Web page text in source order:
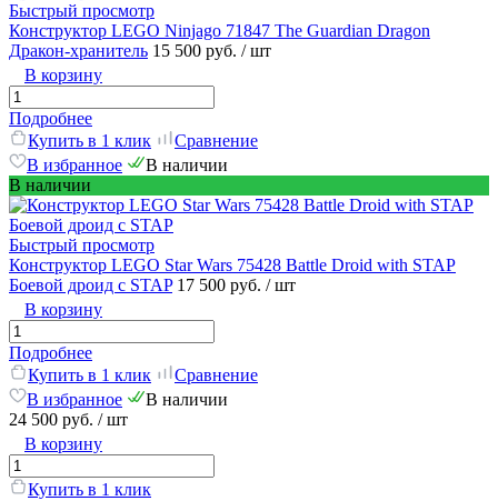
Быстрый просмотр
Конструктор LEGO Ninjago 71847 The Guardian Dragon
Дракон-хранитель 15 500 руб. / шт
В корзину
Подробнее
Купить в 1 клик
Сравнение
В избранное
В наличии
В наличии
Быстрый просмотр
Конструктор LEGO Star Wars 75428 Battle Droid with STAP
Боевой дроид с STAP 17 500 руб. / шт
В корзину
Подробнее
Купить в 1 клик
Сравнение
В избранное
В наличии
24 500 руб. / шт
В корзину
Купить в 1 клик